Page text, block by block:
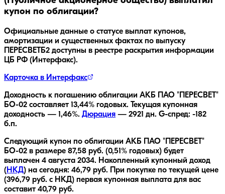
купон по облигации?
Официальные данные о статусе выплат купонов,
амортизации и существенных фактах по выпуску
ПЕРЕСВЕТБ2 доступны в реестре раскрытия информации
ЦБ РФ (Интерфакс).
Карточка в Интерфакс
Доходность к погашению облигации АКБ ПАО "ПЕРЕСВЕТ"
БО-02 составляет 13,44% годовых. Текущая купонная
доходность — 1,46%. Дюрация — 2921 дн. G-спред: -182
б.п.
Следующий купон по облигации АКБ ПАО "ПЕРЕСВЕТ"
БО-02 в размере 87,58 руб. (0,51% годовых) будет
выплачен 4 августа 2034. Накопленный купонный доход
(НКД) на сегодня: 46,79 руб. При покупке по текущей цене
(396,79 руб. с НКД) первая купонная выплата для вас
составит 40,79 руб.